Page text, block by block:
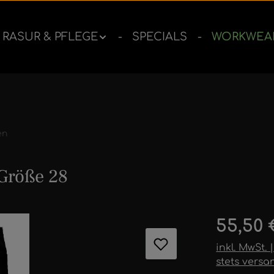
RASUR & PFLEGE SPECIALS
28
Regulärer
55,50
inkl.
stets